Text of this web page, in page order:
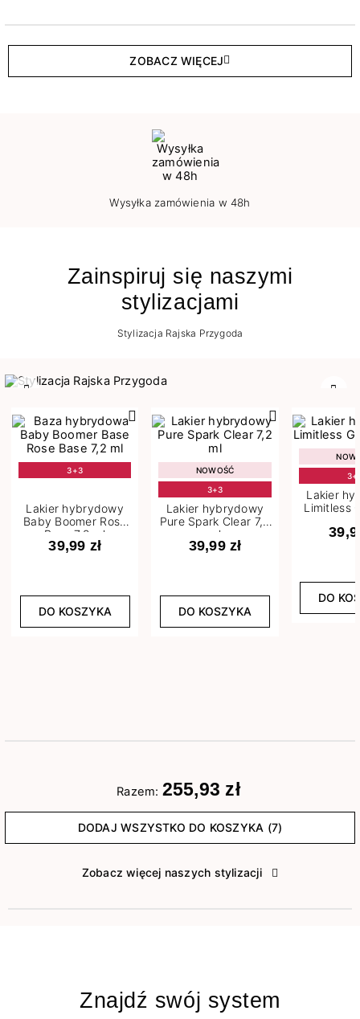
ZOBACZ WIĘCEJ
Wysyłka zamówienia w 48h
Zainspiruj się naszymi
stylizacjami
Stylizacja Rajska Przygoda
3+3
Lakier hybrydowy
Baby Boomer Rose
Base 7,2 ml
39,99 zł
DO KOSZYKA
NOWOŚĆ
3+3
Lakier hybrydowy
Pure Spark Clear 7,2
ml
39,99 zł
DO KOSZYKA
Lakier
Limitless
DO
Razem: 255,93 zł
DODAJ WSZYSTKO DO KOSZYKA (7)
Zobacz więcej naszych stylizacji
Znajdź swój system